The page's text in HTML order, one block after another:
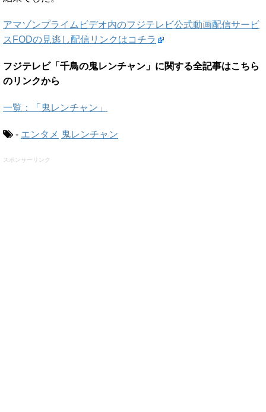
アマゾンプライムビデオ内のフジテレビ公式動画配信サービ
スFODの見逃し配信リンクはコチラ
フジテレビ「千鳥の鬼レンチャン」に関する全記事はこちら
のリンクから
一覧：「鬼レンチャン」
- エンタメ 鬼レンチャン
スポンサーリンク